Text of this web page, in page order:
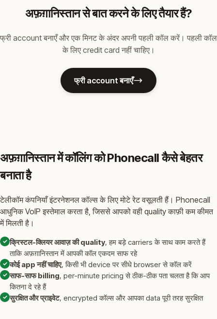
अफ़ग़ानिस्तान से बात करने के लिए तैयार हैं?
फ्री account बनाएँ और एक मिनट के अंदर अपनी पहली कॉल करें। पहली कॉल
के लिए credit card नहीं चाहिए।
फ्री account बनाएँ
अफ़ग़ानिस्तान में कॉलिंग को Phonecall कैसे बेहतर
बनाता है
टेलीकॉम कंपनियाँ इंटरनेशनल कॉल्स के लिए मोटे रेट वसूलती हैं। Phonecall
आधुनिक VoIP इस्तेमाल करता है, जिससे आपको वही quality काफ़ी कम कीमत
में मिलती है।
✓ क्रिस्टल-क्लियर आवाज़ की quality, हम बड़े carriers के साथ काम करते हैं
ताकि अफ़ग़ानिस्तान में आपकी कॉल एकदम साफ रहे
✓ कोई app नहीं चाहिए, किसी भी device पर सीधे browser से कॉल करें
✓ साफ-साफ billing, per-minute pricing से ठीक-ठीक पता चलता है कि आप
कितना दे रहे हैं
✓ सुरक्षित और प्राइवेट, encrypted कॉल्स और आपका data पूरी तरह सुरक्षित